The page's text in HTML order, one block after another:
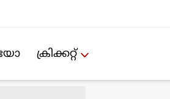
ക്രിക്കറ്റ്‌